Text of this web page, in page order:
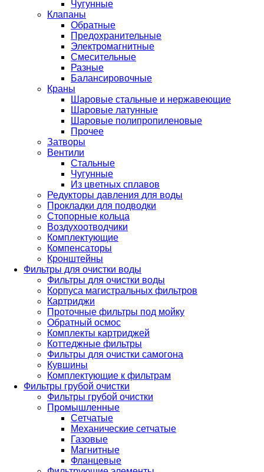
Чугунные
Клапаны
Обратные
Предохранительные
Электромагнитные
Смесительные
Разные
Балансировочные
Краны
Шаровые стальные и нержавеющие
Шаровые латунные
Шаровые полипропиленовые
Прочее
Затворы
Вентили
Стальные
Чугунные
Из цветных сплавов
Редукторы давления для воды
Прокладки для подводки
Стопорные кольца
Воздухоотводчики
Комплектующие
Компенсаторы
Кронштейны
Фильтры для очистки воды
Фильтры для очистки воды
Корпуса магистральных фильтров
Картриджи
Проточные фильтры под мойку
Обратный осмос
Комплекты картриджей
Коттеджные фильтры
Фильтры для очистки самогона
Кувшины
Комплектующие к фильтрам
Фильтры грубой очистки
Фильтры грубой очистки
Промышленные
Сетчатые
Механические сетчатые
Газовые
Магнитные
Фланцевые